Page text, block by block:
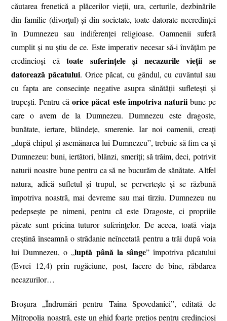
căutarea frenetică a plăcerilor vieții, ura, certurile, dezbinările
din familie (divorțul) și din societate, toate datorate necredinței
în Dumnezeu sau indiferenței religioase. Oamnenii suferă
cumplit și nu știu de ce. Este imperativ necesar să-i învățăm pe
credincioși cătoate suferințele și necazurile vieții se
datorează păcatului. Orice păcat, cu gândul, cu cuvântul sau
cu fapta are consecințe negative asupra sănătății sufletești și
trupești. Pentru căorice păcat este împotriva naturiibune pe
care o avem de la Dumnezeu. Dumnezeu este dragoste,
bunătate, iertare, blândețe, smerenie. Iar noi oamenii, creați
„după chipul și asemănarea lui Dumnezeu”, trebuie să fim ca și
Dumnezeu: buni, iertători, blânzi, smeriți; să trăim, deci, potrivit
naturii noastre bune pentru ca să ne bucurăm de sănătate. Altfel
natura, adică sufletul și trupul, se pervertește și se răzbună
împotriva noastră, mai devreme sau mai tîrziu. Dumnezeu nu
pedepsește pe nimeni, pentru că este Dragoste, ci propriile
păcate sunt pricina tuturor suferințelor. De aceea, toată viața
creștină înseamnă o strădanie neîncetată pentru a trăi după voia
lui Dumnezeu, o „luptă până la sânge” împotriva păcatului
(Evrei 12,4) prin rugăciune, post, facere de bine, răbdarea
necazurilor…
Broșura „Îndrumări pentru Taina Spovedaniei”, editată de
Mitropolia noastră, este un ghid foarte prețios pentru credincioși